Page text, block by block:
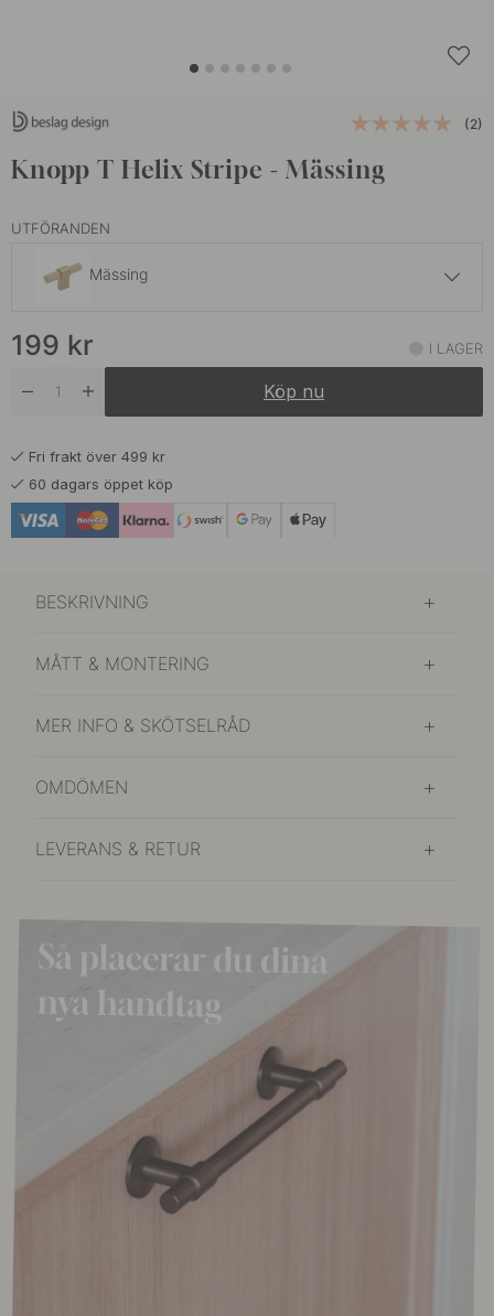
(2)
Knopp T Helix Stripe - Mässing
UTFÖRANDEN
Mässing
Antik Brons I lager
I lager
Mörk Brons
199 kr I LAGER
Köp nu
Fri frakt över 499 kr
60 dagars öppet köp
BESKRIVNING
MÅTT & MONTERING
MER INFO & SKÖTSELRÅD
OMDÖMEN
LEVERANS & RETUR